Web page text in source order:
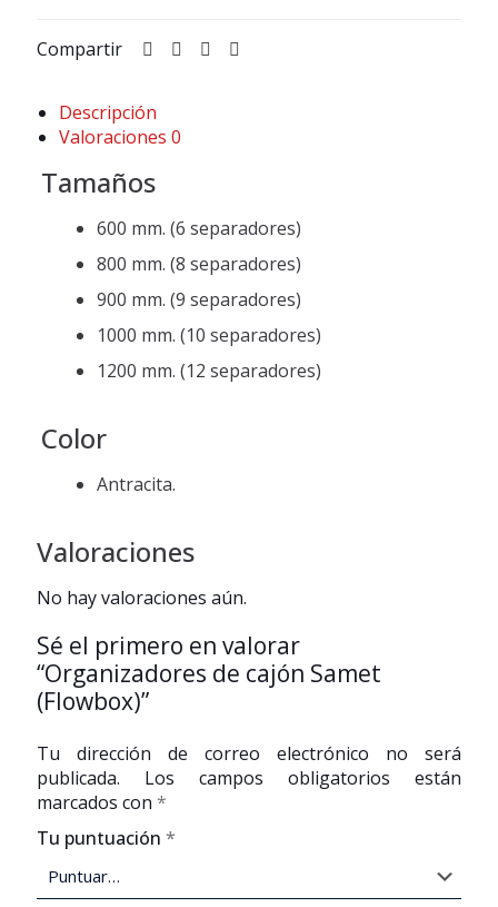
Compartir
Descripción
Valoraciones 0
Tamaños
600 mm. (6 separadores)
800 mm. (8 separadores)
900 mm. (9 separadores)
1000 mm. (10 separadores)
1200 mm. (12 separadores)
Color
Antracita.
Valoraciones
No hay valoraciones aún.
Sé el primero en valorar
“Organizadores de cajón Samet
(Flowbox)”
Tu dirección de correo electrónico no será
publicada.
Los campos obligatorios están
marcados con *
Tu puntuación *